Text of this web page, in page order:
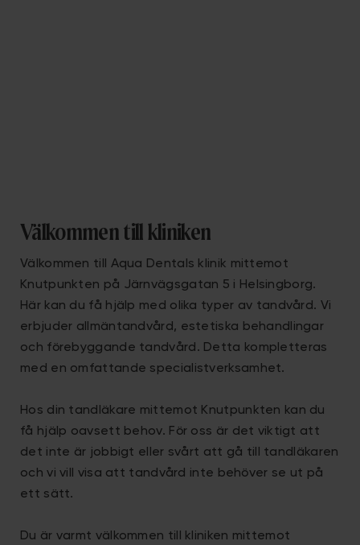
Välkommen till kliniken
Välkommen till Aqua Dentals klinik mittemot
Knutpunkten på Järnvägsgatan 5 i Helsingborg.
Här kan du få hjälp med olika typer av tandvård. Vi
erbjuder allmäntandvård, estetiska behandlingar
och förebyggande tandvård. Detta kompletteras
med en omfattande specialistverksamhet.
Hos din tandläkare mittemot Knutpunkten kan du
få hjälp oavsett behov. För oss är det viktigt att
det inte är jobbigt eller svårt att gå till tandläkaren
och vi vill visa att tandvård inte behöver se ut på
ett sätt.
Du är varmt välkommen till kliniken mittemot